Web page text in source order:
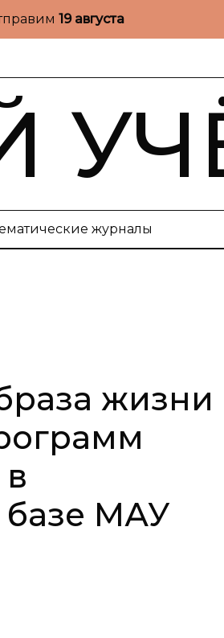
19 августа
журналы
жизни
базе МАУ